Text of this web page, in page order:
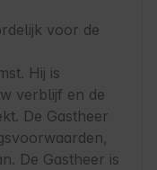
voor de
Hij is
verblijf en de
De Gastheer
De Gastheer is